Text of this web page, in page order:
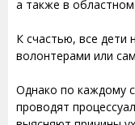
а также в
К счастью, все дети
волонтерами или
Однако по каждому
проводят